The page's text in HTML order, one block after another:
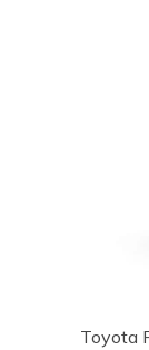
Toyota